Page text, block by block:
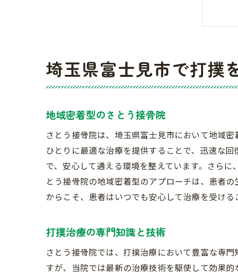
埼玉県富士見市で打撲
地域密着型のさとう接骨院
さとう接骨院は、埼玉県富士見市において地域
ひとりに最適な治療を提供することで、迅速な
で、安心して通える環境を整えています。さら
とう接骨院の地域密着型のアプローチは、患者
からこそ、患者はいつでも安心して治療を受ける
打撲治療の専門知識と技術
さとう接骨院では、打撲治療において豊富な専
すが、当院では最新の治療技術を駆使して効果